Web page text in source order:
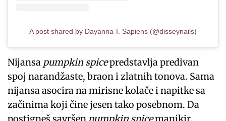
A post shared by Dayanna I. Sapiens (@disseynails)
Nijansa pumpkin spicepredstavlja predivan
spoj narandžaste, braon i zlatnih tonova. Sama
nijansa asocira na mirisne kolače i napitke sa
začinima koji čine jesen tako posebnom. Da